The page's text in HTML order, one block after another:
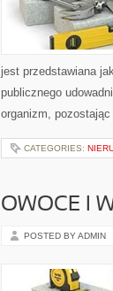
jest przedstawiana
publicznego
organizm,
CATEGORIES:
OWOCE I
POSTED BY ADMIN